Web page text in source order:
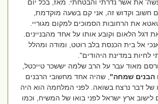
את אשר נדרתי והבטחתי. מאז, בכל יום
חשוב וקדוש זה, אני קם בשעה מוקדמת,
את הרחובות הסמוכים למקום מגוריי.
דגל הלאום וקובע אותו על אחד מהבניינים.
אל בית הכנסת בלב רוטט, ומודה ומהלל
במדינת היהודים".
מאוד עבר על הרב שלמה יששכר טייכטל,
שמחה", שהיה אחד מחשובי הרבנים
של דבר נרצח בשואה. לפני המלחמה הוא היה
ארץ ישראל לפני בואו של המשיח, וכמו